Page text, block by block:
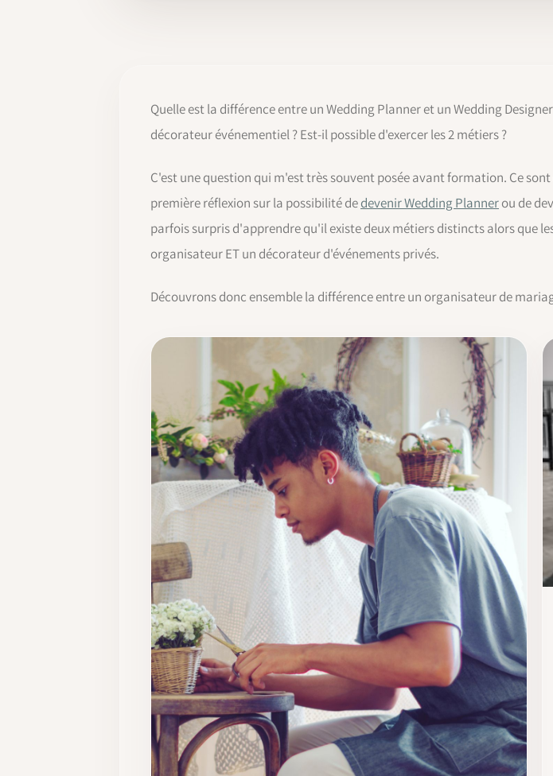
Quelle est la différence entre un Wedding Planner et un Wedding
décorateur événementiel ? Est-il possible d'exercer les 2 métiers ?
C'est une question qui m'est très souvent posée avant formation. Ce
première réflexion sur la possibilité dedevenir Wedding Plannerou de
parfois surpris d'apprendre qu'il existe deux métiers distincts alors que
organisateur ET un décorateur d'événements privés.
Découvrons donc ensemble la différence entre un organisateur de